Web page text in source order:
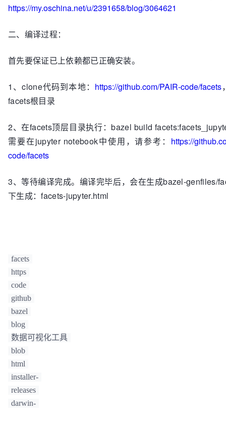
https://my.oschina.net/u/2391658/blog/3064621
二、编译过程：
首先要保证已上依赖都已正确安装。
1、clone代码到本地： https://github.com/PAIR-code/facets
facets根目录
2、在facets顶层目录执行：bazel build
需要在jupyter notebook中使用，请参考： https://
code/facets
3、等待编译完成。编译完毕后，会在生成bazel-genfiles/
下生成：facets-jupyter.html
facets
https
code
github
bazel
blog
数据可视化工具
blob
html
installer-
releases
darwin-